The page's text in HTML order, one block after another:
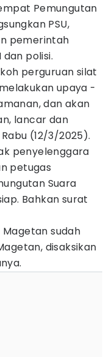
Pemungutan
PSU,
pemerintah
polisi.
perguruan silat
upaya -
dan akan
lancar dan
(12/3/2025).
penyelenggara
petugas
Suara
Bahkan surat
Magetan sudah
disaksikan